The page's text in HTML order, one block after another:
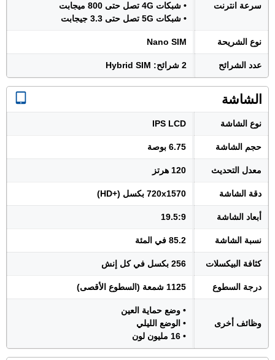
سرعة انترنت
• شبكات 4G تصل حتى 800 ميجابت
• شبكات 5G تصل حتى 3.3 جيجابت
نوع الشريحة Nano SIM
عدد الشرائح 2 شرائح: Hybrid SIM
الشاشة
نوع الشاشة IPS LCD
حجم الشاشة 6.75 بوصة
معدل التحديث 120 هرتز
دقة الشاشة 720x1570 بكسل (+HD)
أبعاد الشاشة 19.5:9
نسبة الشاشة 85.2 في المئة
كثافة البيكسلات 256 بكسل في كل إنش
درجة السطوع 1125 شمعة (السطوع الأقصى)
وظائف أخرى
• وضع حماية العين
• الوضع الليلي
• 16 مليون لون